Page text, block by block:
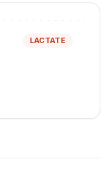
LACTATE